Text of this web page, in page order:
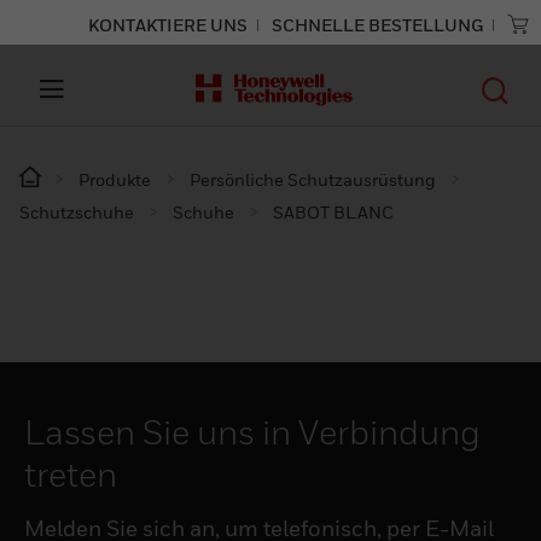
KONTAKTIERE UNS SCHNELLE BESTELLUNG
Produkte
Persönliche Schutzausrüstung
Schutzschuhe
Schuhe SABOT BLANC
Lassen Sie uns in Verbindung
treten
Melden Sie sich an, um telefonisch, per E-Mail